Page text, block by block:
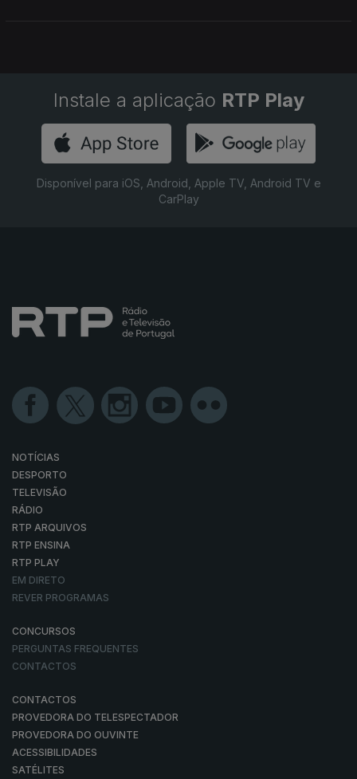
Instale a aplicação RTP Play
Disponível para iOS, Android, Apple TV, Android TV e
CarPlay
NOTÍCIAS
DESPORTO
TELEVISÃO
RÁDIO
RTP ARQUIVOS
RTP ENSINA
RTP PLAY
EM DIRETO
REVER PROGRAMAS
CONCURSOS
PERGUNTAS FREQUENTES
CONTACTOS
CONTACTOS
PROVEDORA DO TELESPECTADOR
PROVEDORA DO OUVINTE
ACESSIBILIDADES
SATÉLITES